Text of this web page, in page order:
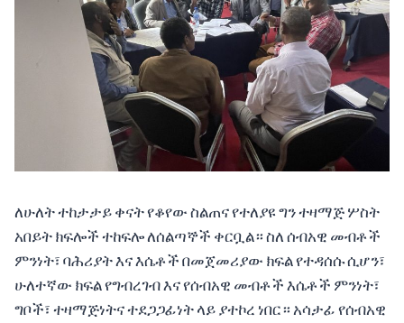
ለሁለት ተከታታይ ቀናት የቆየው ስልጠና የተለያዩ ግን ተዛማጅ ሦስት
አበይት ክፍሎች ተከፍሎ ለሰልጣኞች ቀርቧል። ስለ ሰብአዊ መብቶች
ምንነት፣ ባሕሪያት እና እሴቶች በመጀመሪያው ክፍል የተዳሰሱ ሲሆን፣
ሁለተኛው ክፍል የግብረገብ እና የሰብአዊ መብቶች እሴቶች ምንነት፣
ግቦች፣ ተዛማጅነትና ተደጋጋፊነት ላይ ያተኮረ ነበር። አሳታፊ የሰብአዊ